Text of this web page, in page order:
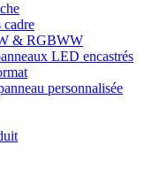
cadre
& RGBWW
LED encastrés
personnalisée